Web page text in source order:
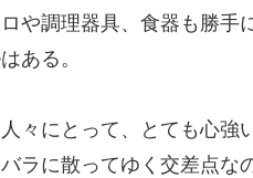
や調理器具、食器も勝
ある。
々にとって、とても心
ラに散ってゆく交差点